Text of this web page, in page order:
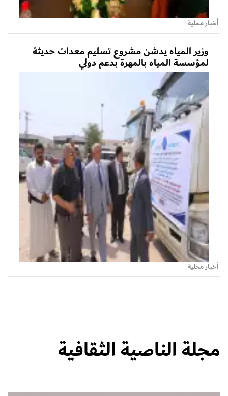
أخبار محلية
وزير المياه يدشن مشروع تسليم معدات حديثة
لمؤسسة المياه بالمهرة بدعم دولي
أخبار محلية
مجلة الناصية الثقافية